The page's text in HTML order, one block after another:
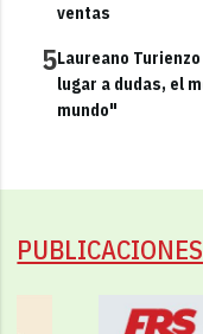
ventas
5Laureano
lugar a dudas, el
mundo"
PUBLICACIONES